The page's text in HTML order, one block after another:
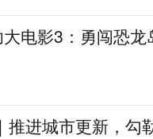
电影3：勇闯恐
推进城市更新，勾